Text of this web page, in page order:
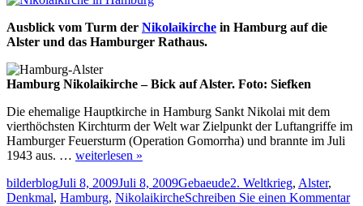
in
Hamburg
Ausblick vom Turm der Nikolaikirche in Hamburg auf die
Alster und das Hamburger Rathaus.
Hamburg Nikolaikirche – Bick auf Alster. Foto: Siefken
Die ehemalige Hauptkirche in Hamburg Sankt Nikolai mit dem
vierthöchsten Kirchturm der Welt war Zielpunkt der Luftangriffe im
Hamburger Feuersturm (Operation Gomorrha) und brannte im Juli
1943 aus. … weiterlesen »
Autor
bilderblogVeröffentlicht
am
Juli 8, 2009Juli 8, 2009Kategorien
GebaeudeSchlagwörter
2. Weltkrieg, Alster,
Denkmal, Hamburg, NikolaikircheSchreiben Sie einen Kommentarzu